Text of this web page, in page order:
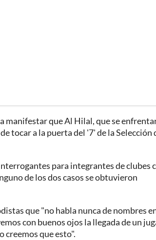
manifestar que Al Hilal, que se
tocar a la puerta del '7' de la Selección
para integrantes de clubes
de los dos casos se obtuvieron
que "no habla nunca de nombres
con buenos ojos la llegada de un
creemos que esto".